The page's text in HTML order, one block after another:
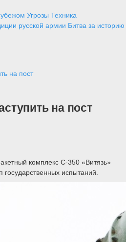
Угрозы Техника
русской армии Битва за историю
на пост
на пост
комплекс С-350 «Витязь»
испытаний.